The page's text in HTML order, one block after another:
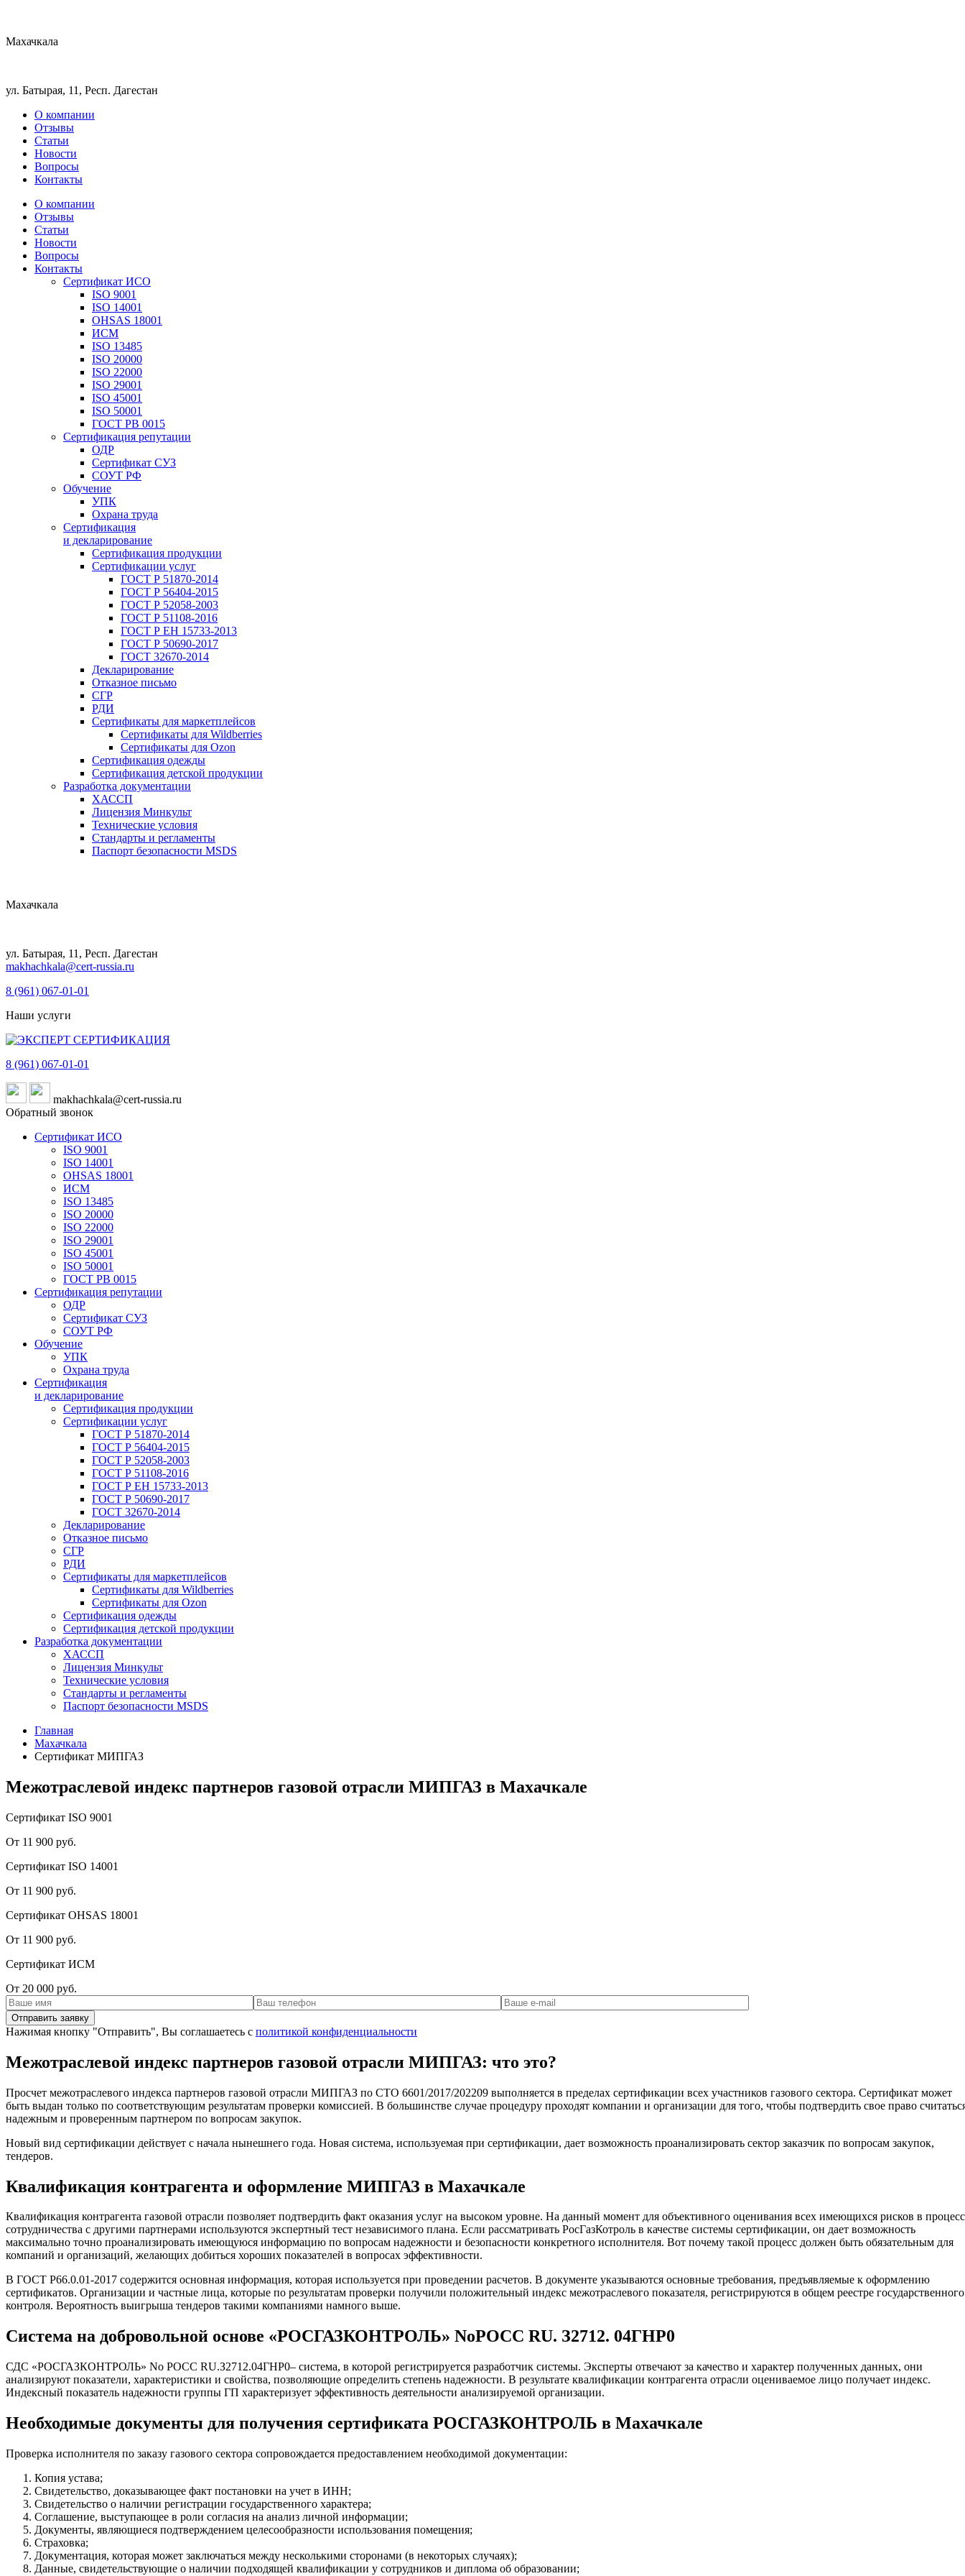
Махачкала
ул. Батырая, 11, Респ. Дагестан
О компании
Отзывы
Статьи
Новости
Вопросы
Контакты
О компании
Отзывы
Статьи
Новости
Вопросы
Контакты
Сертификат ИСО
ISO 9001
ISO 14001
OHSAS 18001
ИСМ
ISO 13485
ISO 20000
ISO 22000
ISO 29001
ISO 45001
ISO 50001
ГОСТ РВ 0015
Сертификация репутации
ОДР
Сертификат СУЗ
СОУТ РФ
Обучение
УПК
Охрана труда
Сертификация
и декларирование
Сертификация продукции
Сертификации услуг
ГОСТ Р 51870-2014
ГОСТ Р 56404-2015
ГОСТ Р 52058-2003
ГОСТ Р 51108-2016
ГОСТ Р ЕН 15733-2013
ГОСТ Р 50690-2017
ГОСТ 32670-2014
Декларирование
Отказное письмо
СГР
РДИ
Сертификаты для маркетплейсов
Сертификаты для Wildberries
Сертификаты для Ozon
Сертификация одежды
Сертификация детской продукции
Разработка документации
ХАССП
Лицензия Минкульт
Технические условия
Стандарты и регламенты
Паспорт безопасности MSDS
Махачкала
ул. Батырая, 11, Респ. Дагестан
makhachkala@cert-russia.ru
8 (961) 067-01-01
Наши услуги
8 (961) 067-01-01
makhachkala@cert-russia.ru
Обратный звонок
Сертификат ИСО
ISO 9001
ISO 14001
OHSAS 18001
ИСМ
ISO 13485
ISO 20000
ISO 22000
ISO 29001
ISO 45001
ISO 50001
ГОСТ РВ 0015
Сертификация репутации
ОДР
Сертификат СУЗ
СОУТ РФ
Обучение
УПК
Охрана труда
Сертификация
и декларирование
Сертификация продукции
Сертификации услуг
ГОСТ Р 51870-2014
ГОСТ Р 56404-2015
ГОСТ Р 52058-2003
ГОСТ Р 51108-2016
ГОСТ Р ЕН 15733-2013
ГОСТ Р 50690-2017
ГОСТ 32670-2014
Декларирование
Отказное письмо
СГР
РДИ
Сертификаты для маркетплейсов
Сертификаты для Wildberries
Сертификаты для Ozon
Сертификация одежды
Сертификация детской продукции
Разработка документации
ХАССП
Лицензия Минкульт
Технические условия
Стандарты и регламенты
Паспорт безопасности MSDS
Главная
Махачкала
Сертификат МИПГАЗ
Межотраслевой индекс партнеров газовой отрасли МИПГАЗ в Махачкале
Сертификат ISO 9001
От 11 900 руб.
Сертификат ISO 14001
От 11 900 руб.
Сертификат OHSAS 18001
От 11 900 руб.
Сертификат ИСМ
От 20 000 руб.
Нажимая кнопку "Отправить", Вы соглашаетесь с политикой конфиденциальности
Межотраслевой индекс партнеров газовой отрасли МИПГАЗ: что это?
Просчет межотраслевого индекса партнеров газовой отрасли МИПГАЗ по СТО 6601/2017/202209 выполняется в пределах сертификации всех участников газового сектора. Сертификат может
быть выдан только по соответствующим результатам проверки комиссией. В большинстве случае процедуру проходят компании и организации для того, чтобы подтвердить свое право
надежным и проверенным партнером по вопросам закупок.
Новый вид сертификации действует с начала нынешнего года. Новая система, используемая при сертификации, дает возможность проанализировать сектор заказчик по вопросам закупок,
тендеров.
Квалификация контрагента и оформление МИПГАЗ в Махачкале
Квалификация контрагента газовой отрасли позволяет подтвердить факт оказания услуг на высоком уровне. На данный момент для объективного оценивания всех имеющихся рисков в
сотрудничества с другими партнерами используются экспертный тест независимого плана. Если рассматривать РосГазКотроль в качестве системы сертификации, он дает возможность
максимально точно проанализировать имеющуюся информацию по вопросам надежности и безопасности конкретного исполнителя. Вот почему такой процесс должен быть обязательным для
компаний и организаций, желающих добиться хороших показателей в вопросах эффективности.
В ГОСТ Р66.0.01-2017 содержится основная информация, которая используется при проведении расчетов. В документе указываются основные требования, предъявляемые к оформлению
сертификатов. Организации и частные лица, которые по результатам проверки получили положительный индекс межотраслевого показателя, регистрируются в общем реестре государственного
контроля. Вероятность выигрыша тендеров такими компаниями намного выше.
Система на добровольной основе «РОСГАЗКОНТРОЛЬ» NoРОСС RU. З2712. 04ГНР0
СДС «РОСГАЗКОНТРОЛЬ» No РОСС RU.З2712.04ГНР0– система, в которой регистрируется разработчик системы. Эксперты отвечают за качество и характер полученных данных, они
анализируют показатели, характеристики и свойства, позволяющие определить степень надежности. В результате квалификации контрагента отрасли оцениваемое лицо получает индекс.
Индексный показатель надежности группы ГП характеризует эффективность деятельности анализируемой организации.
Необходимые документы для получения сертификата РОСГАЗКОНТРОЛЬ в Махачкале
Проверка исполнителя по заказу газового сектора сопровождается предоставлением необходимой документации:
Копия устава;
Свидетельство, доказывающее факт постановки на учет в ИНН;
Свидетельство о наличии регистрации государственного характера;
Соглашение, выступающее в роли согласия на анализ личной информации;
Документы, являющиеся подтверждением целесообразности использования помещения;
Страховка;
Документация, которая может заключаться между несколькими сторонами (в некоторых случаях);
Данные, свидетельствующие о наличии подходящей квалификации у сотрудников и диплома об образовании;